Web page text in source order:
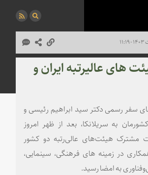
عالیرتبه ایران و
سفر رسمی دکتر سید ابراهیم رئیسی و
به سریلانکا، بعد از ظهر امروز
مشترک هیئت‌های عالی‌رتبه دو کشور
5 سند همکاری در زمینه های فرهنگی، سینمایی،
به امضا رسید.